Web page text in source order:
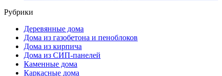
Рубрики
Деревянные дома
Дома из газобетона и пеноблоков
Дома из кирпича
Дома из СИП-панелей
Каменные дома
Каркасные дома